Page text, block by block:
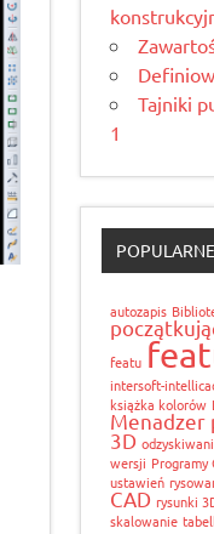
Tajniki
1
autozapis
featu
intersoft-
książka kolorów
Menadzer
3D
wersji Programy
ustawień
CAD rysunki
skalowanie